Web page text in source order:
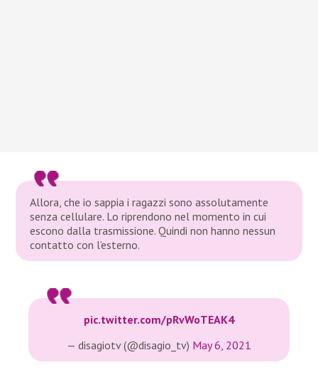
Allora, che io sappia i ragazzi sono assolutamente
senza cellulare. Lo riprendono nel momento in cui
escono dalla trasmissione. Quindi non hanno nessun
contatto con l’esterno.
pic.twitter.com/pRvWoTEAK4
— disagiotv (@disagio_tv) May 6, 2021